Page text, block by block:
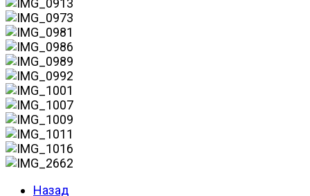
Назад